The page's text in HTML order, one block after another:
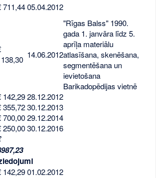
711,44 05.04.2012
14.06.2012
"Rīgas Balss" 1990.
gada 1. janvāra līdz 5.
aprīļa materiālu
atlasīšana, skenēšana,
segmentēšana un
ievietošana
Barikadopēdijas vietnē
142,29 28.12.2012
355,72 30.12.2013
700,00 29.12.2014
250,00 30.12.2016
142,29 01.02.2012